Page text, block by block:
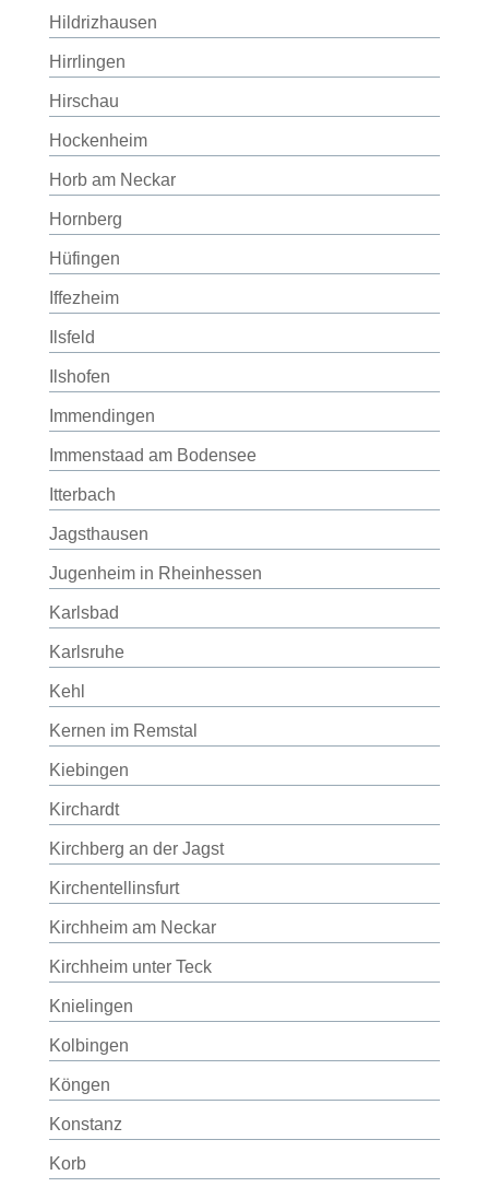
Hildrizhausen
Hirrlingen
Hirschau
Hockenheim
Horb am Neckar
Hornberg
Hüfingen
Iffezheim
Ilsfeld
Ilshofen
Immendingen
Immenstaad am Bodensee
Itterbach
Jagsthausen
Jugenheim in Rheinhessen
Karlsbad
Karlsruhe
Kehl
Kernen im Remstal
Kiebingen
Kirchardt
Kirchberg an der Jagst
Kirchentellinsfurt
Kirchheim am Neckar
Kirchheim unter Teck
Knielingen
Kolbingen
Köngen
Konstanz
Korb